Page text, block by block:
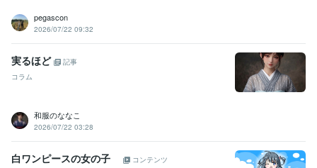
pegascon
2026/07/22 09:32
実るほど
記事
コラム
和服のななこ
2026/07/22 03:28
白ワンピースの女の子
コンテンツ